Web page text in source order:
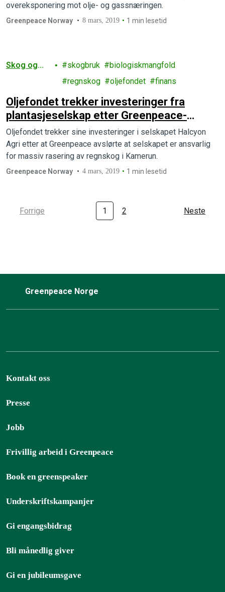
overeksponering mot olje- og gassnæringen.
Greenpeace Norway 8 mars, 2019 1 min lesetid
Skog og
skogbruk
biologiskmangfold
regnskog
oljefondet finans
Oljefondet trekker investeringer fra
plantasjeselskap etter Greenpeace-
rapport
Oljefondet trekker sine investeringer i selskapet Halcyon
Agri etter at Greenpeace avslørte at selskapet er ansvarlig
for massiv rasering av regnskog i Kamerun.
Greenpeace Norway 4 mars, 2019 1 min lesetid
Forrige 1 2 Neste
Greenpeace Norge
Kontakt oss
Presse
Jobb
Frivillig arbeid i Greenpeace
Book en greenspeaker
Underskriftskampanjer
Gi engangsbidrag
Bli månedlig giver
Gi en jubileumsgave